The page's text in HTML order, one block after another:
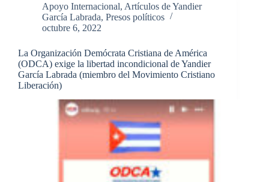
Iglesias,
miembro
del
Coordinador
del
Movimiento
Liberación
entrevista
a
Almaguer
Labrada,
Apoyo Internacional, Artículos de Yandier
García Labrada, Presos políticos
octubre 6, 2022
La Organización Demócrata Cristiana de América
(ODCA) exige la libertad incondicional de Yandier
García Labrada (miembro del Movimiento Cristiano
Liberación)